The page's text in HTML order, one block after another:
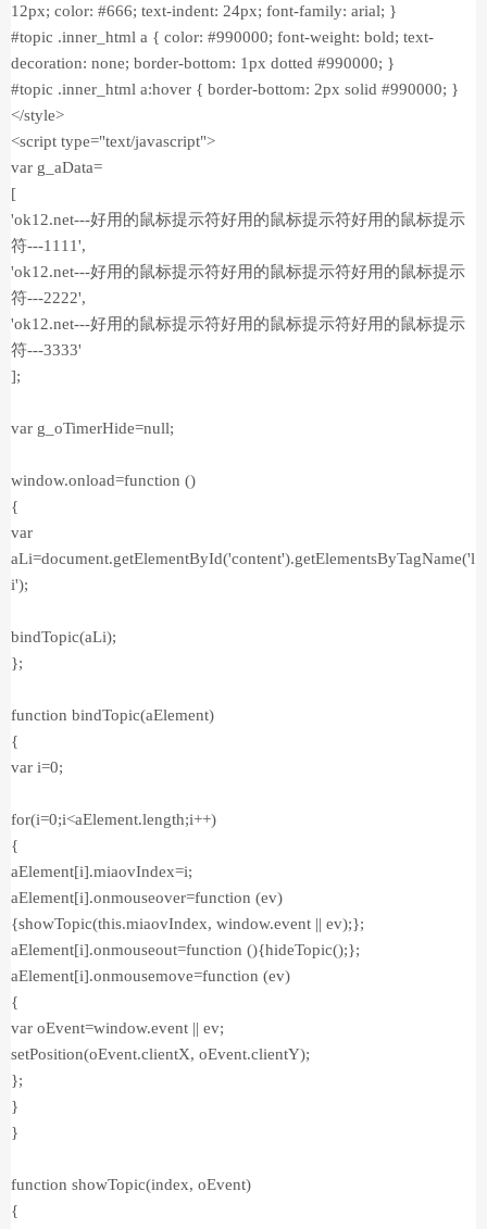
12px; color: #666; text-indent: 24px; font-family: arial; }
#topic .inner_html a { color: #990000; font-weight: bold; text-
decoration: none; border-bottom: 1px dotted #990000; }
#topic .inner_html a:hover { border-bottom: 2px solid #990000; }
</style>
<script type="text/javascript">
var g_aData=
[
'ok12.net---好用的鼠标提示符好用的鼠标提示符好用的鼠标提示
符---1111',
'ok12.net---好用的鼠标提示符好用的鼠标提示符好用的鼠标提示
符---2222',
'ok12.net---好用的鼠标提示符好用的鼠标提示符好用的鼠标提示
符---3333'
];
var g_oTimerHide=null;
window.onload=function ()
{
var
aLi=document.getElementById('content').getElementsByTagName('l
i');
bindTopic(aLi);
};
function bindTopic(aElement)
{
var i=0;
for(i=0;i<aElement.length;i++)
{
aElement[i].miaovIndex=i;
aElement[i].onmouseover=function (ev)
{showTopic(this.miaovIndex, window.event || ev);};
aElement[i].onmouseout=function (){hideTopic();};
aElement[i].onmousemove=function (ev)
{
var oEvent=window.event || ev;
setPosition(oEvent.clientX, oEvent.clientY);
};
}
}
function showTopic(index, oEvent)
{